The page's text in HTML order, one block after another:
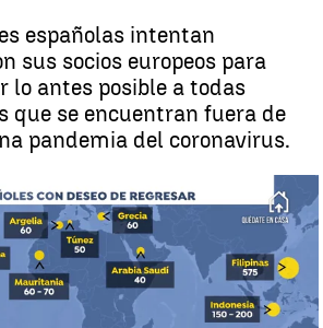
españolas intentan
sus socios europeos para
lo antes posible a todas
que se encuentran fuera de
pandemia del coronavirus.
en el extranjero piden poder regresar a casa |
Antena 3 Noticias